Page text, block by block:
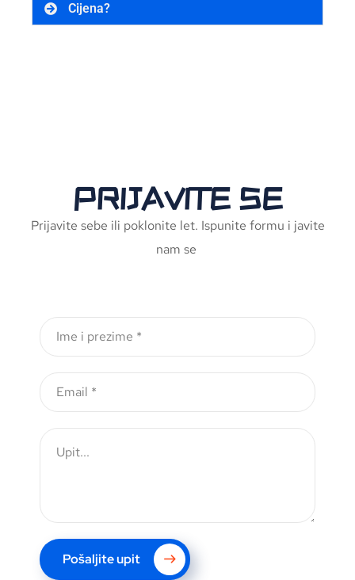
Cijena?
PRIJAVITE SE
Prijavite sebe ili poklonite let. Ispunite formu i javite
nam se
Pošaljite upit